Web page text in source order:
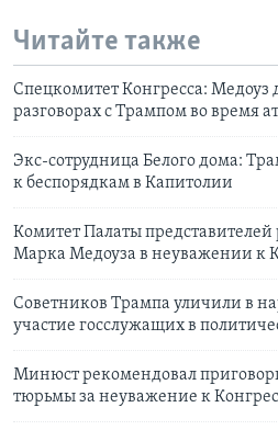
Читайте также
Спецкомитет Конгресса: Медоуз
разговорах с Трампом во время
Экс-сотрудница Белого дома:
к беспорядкам в Капитолии
Комитет Палаты
Марка Медоуза в неуважении к
Советников Трампа уличили в
участие госслужащих в
Минюст рекомендовал
тюрьмы за неуважение к